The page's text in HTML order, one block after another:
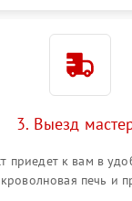
3. Выезд
приедет к вам в
печь и